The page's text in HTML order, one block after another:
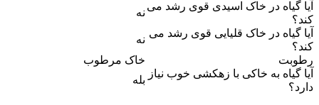
آیا گیاه در خاک اسیدی قوی رشد می
کند؟
نه
آیا گیاه در خاک قلیایی قوی رشد می
کند؟
نه
رطوبت
خاک مرطوب
آیا گیاه به خاکی با زهکشی خوب نیاز
دارد؟
بله